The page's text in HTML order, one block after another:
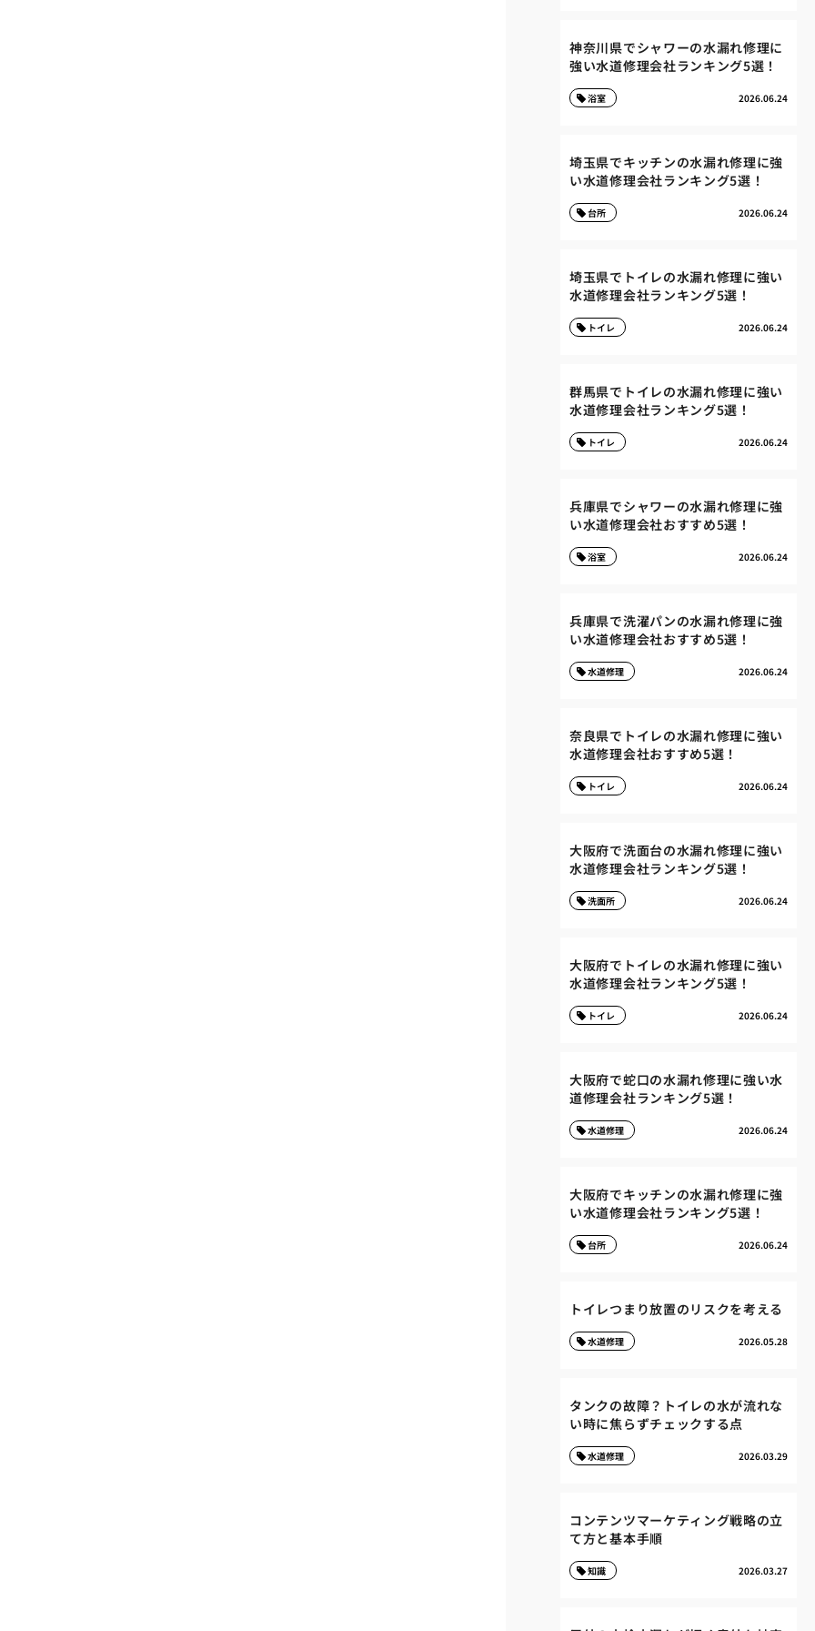
神奈川県でシャワーの水漏れ修理に
強い水道修理会社ランキング5選！
2026.06.24
浴室
埼玉県でキッチンの水漏れ修理に強
い水道修理会社ランキング5選！
2026.06.24
台所
埼玉県でトイレの水漏れ修理に強い
水道修理会社ランキング5選！
2026.06.24
トイレ
群馬県でトイレの水漏れ修理に強い
水道修理会社ランキング5選！
2026.06.24
トイレ
兵庫県でシャワーの水漏れ修理に強
い水道修理会社おすすめ5選！
2026.06.24
浴室
兵庫県で洗濯パンの水漏れ修理に強
い水道修理会社おすすめ5選！
2026.06.24
水道修理
奈良県でトイレの水漏れ修理に強い
水道修理会社おすすめ5選！
2026.06.24
トイレ
大阪府で洗面台の水漏れ修理に強い
水道修理会社ランキング5選！
2026.06.24
洗面所
大阪府でトイレの水漏れ修理に強い
水道修理会社ランキング5選！
2026.06.24
トイレ
大阪府で蛇口の水漏れ修理に強い水
道修理会社ランキング5選！
2026.06.24
水道修理
大阪府でキッチンの水漏れ修理に強
い水道修理会社ランキング5選！
2026.06.24
台所
トイレつまり放置のリスクを考える
2026.05.28
水道修理
タンクの故障？トイレの水が流れな
い時に焦らずチェックする点
2026.03.29
水道修理
コンテンツマーケティング戦略の立
て方と基本手順
2026.03.27
知識